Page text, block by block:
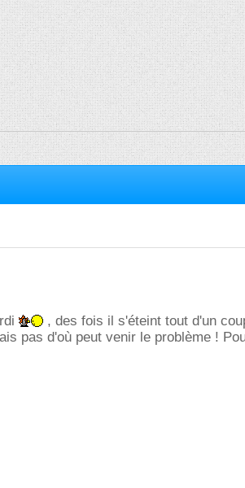
, des fois il s'éteint tout d'un
pas d'où peut venir le problème !